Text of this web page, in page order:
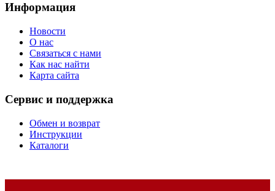
Информация
Новости
О нас
Связаться с нами
Как нас найти
Карта сайта
Сервис и поддержка
Обмен и возврат
Инструкции
Каталоги